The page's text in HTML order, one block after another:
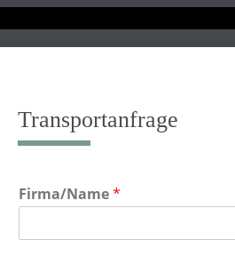
to
content
Transportanfrage
Firma/Name*